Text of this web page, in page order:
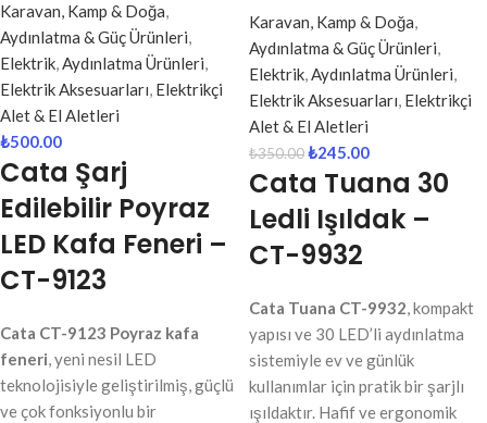
Karavan, Kamp & Doğa,
Aydınlatma & Güç Ürünleri,
Elektrik,Aydınlatma Ürünleri,
Elektrik Aksesuarları, Elektrikçi
Alet & El Aletleri
₺500.00
Cata Şarj
Edilebilir Poyraz
LED Kafa Feneri –
CT-9123
Cata CT-9123 Poyraz kafa
feneri, yeni nesil LED
teknolojisiyle geliştirilmiş, güçlü
ve çok fonksiyonlu bir
Karavan, Kamp & Doğa,
Aydınlatma & Güç Ürünleri,
Elektrik,Aydınlatma Ürünleri,
Elektrik Aksesuarları, Elektrikçi
Alet & El Aletleri
₺350.00₺245.00
Cata Tuana 30
Ledli Işıldak –
CT-9932
Cata Tuana CT-9932, kompakt
yapısı ve 30 LED’li aydınlatma
sistemiyle ev ve günlük
kullanımlar için pratik bir şarjlı
ışıldaktır. Hafif ve ergonomik